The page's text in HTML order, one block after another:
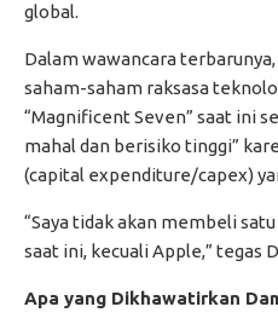
global.
Dalam wawancara
saham-saham raksasa
“Magnificent Seven” saat ini
mahal dan berisiko tinggi”
(capital expenditure/capex)
“Saya tidak akan membeli
saat ini, kecuali Apple,” tegas
Apa yang Dikhawatirkan